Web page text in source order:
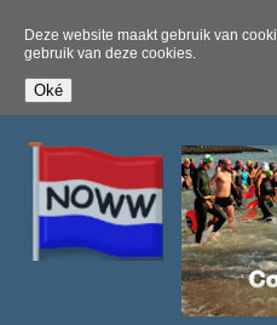
Deze website maakt gebruik van
gebruik van deze cookies.